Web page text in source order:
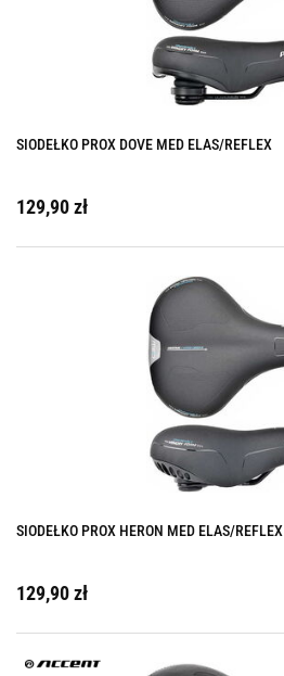
SIODEŁKO PROX DOVE MED ELAS/REFLEX
129,90 zł
SIODEŁKO PROX HERON MED ELAS/REFLEX
129,90 zł